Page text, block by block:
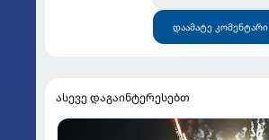
დაამატე კომენტარი
ასევე დაგაინტერესებთ